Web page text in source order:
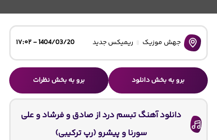
جهش موزیک ریمیکس جدید 1404/03/20 - ۱۷:۰۲
برو به بخش دانلود برو به بخش نظرات
دانلود آهنگ تبسم درد از صادق و فرشاد و علی
سورنا و پیشرو (رپ ترکیبی)